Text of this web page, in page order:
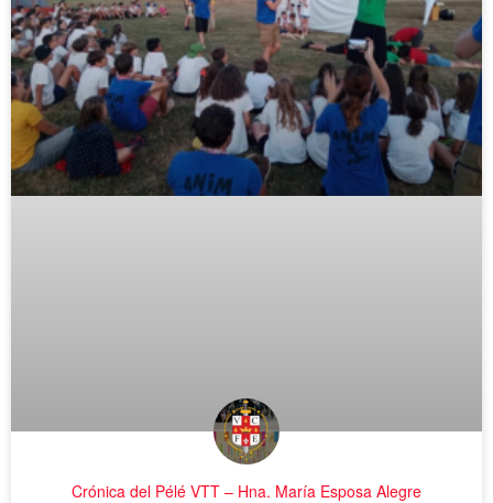
Crónica del Pélé VTT – Hna. María Esposa Alegre